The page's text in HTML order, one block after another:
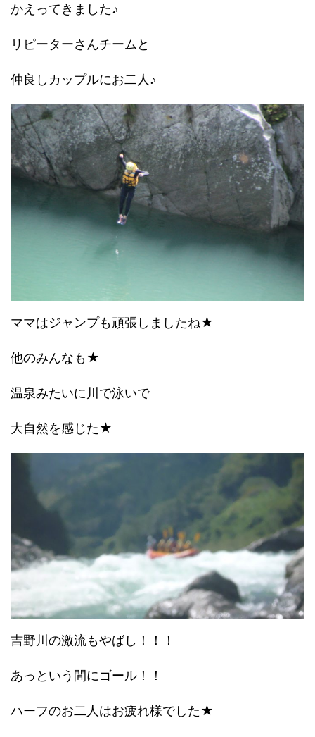
かえってきました♪
リピーターさんチームと
仲良しカップルにお二人♪
ママはジャンプも頑張しましたね★
他のみんなも★
温泉みたいに川で泳いで
大自然を感じた★
吉野川の激流もやばし！！！
あっという間にゴール！！
ハーフのお二人はお疲れ様でした★